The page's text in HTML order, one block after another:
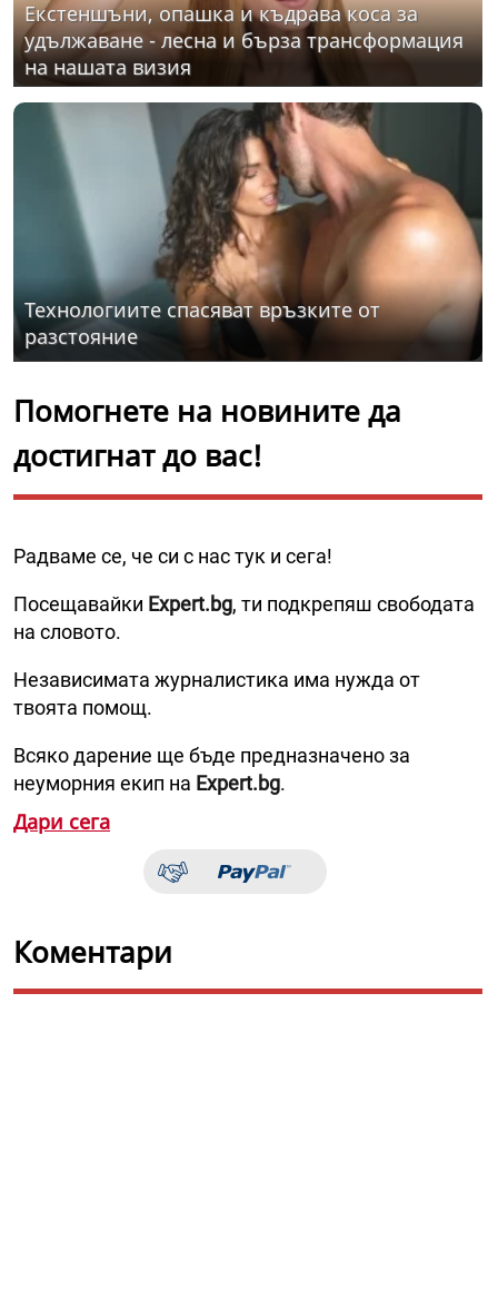
Екстеншъни, опашка и къдрава коса за
удължаване - лесна и бърза трансформация
на нашата визия
Технологиите спасяват връзките от
разстояние
Помогнете на новините да
достигнат до вас!
Радваме се, че си с нас тук и сега!
Посещавайки Expert.bg, ти подкрепяш свободата
на словото.
Независимата журналистика има нужда от
твоята помощ.
Всяко дарение ще бъде предназначено за
неуморния екип на Expert.bg.
Дари сега
Коментари